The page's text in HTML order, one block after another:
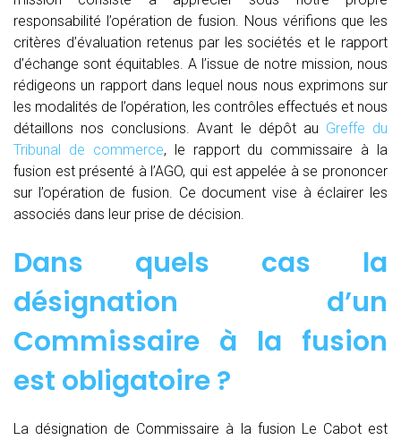
responsabilité l’opération de fusion. Nous vérifions que les
critères d’évaluation retenus par les sociétés et le rapport
d’échange sont équitables. A l’issue de notre mission, nous
rédigeons un rapport dans lequel nous nous exprimons sur
les modalités de l’opération, les contrôles effectués et nous
détaillons nos conclusions. Avant le dépôt au Greffe du
Tribunal de commerce, le rapport du commissaire à la
fusion est présenté à l’AGO, qui est appelée à se prononcer
sur l’opération de fusion. Ce document vise à éclairer les
associés dans leur prise de décision.
Dans quels cas la
désignation d’un
Commissaire à la fusion
est obligatoire ?
La désignation de Commissaire à la fusion Le Cabot est